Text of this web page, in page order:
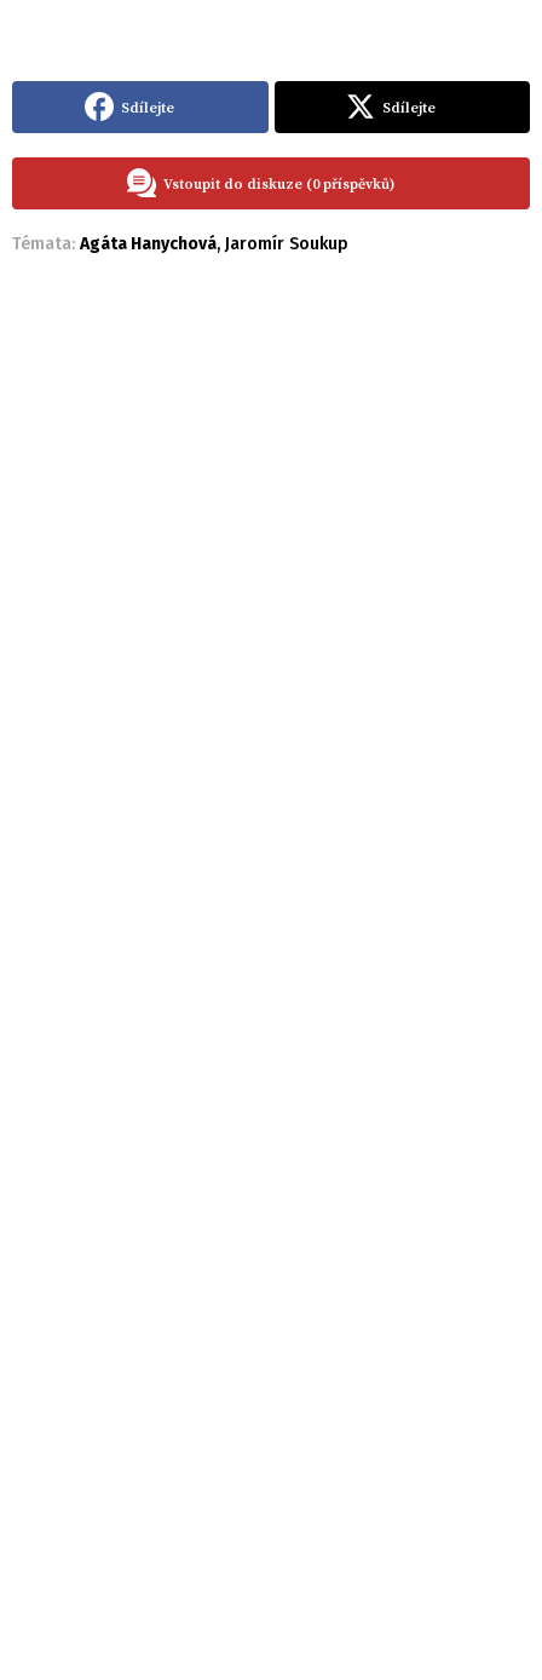
Sdílejte Sdílejte
Vstoupit do diskuze (0 příspěvků)
Témata: Agáta Hanychová, Jaromír Soukup